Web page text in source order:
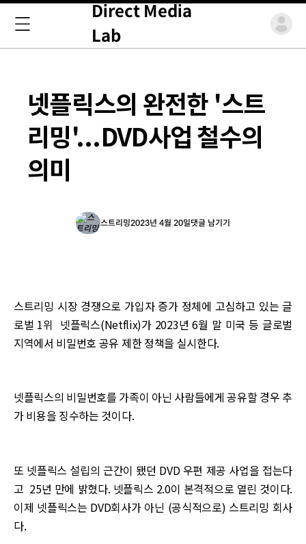
Direct Media
Lab
넷플릭스의 완전한 '스트
리밍'...DVD사업 철수의
의미
스트리밍2023년 4월 20일댓글 남기기
스트리밍 시장 경쟁으로 가입자 증가 정체에 고심하고 있는 글
로벌 1위 넷플릭스(Netflix)가 2023년 6월 말 미국 등 글로벌
지역에서 비밀번호 공유 제한 정책을 실시한다.
넷플릭스의 비밀번호를 가족이 아닌 사람들에게 공유할 경우 추
가 비용을 징수하는 것이다.
또 넷플릭스 설립의 근간이 됐던 DVD 우편 제공 사업을 접는다
고 25년 만에 밝혔다. 넷플릭스 2.0이 본격적으로 열린 것이다.
이제 넷플릭스는 DVD회사가 아닌 (공식적으로) 스트리밍 회사
다.